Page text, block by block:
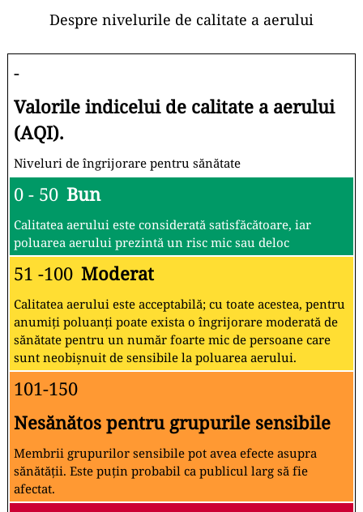
Despre nivelurile de calitate a aerului
-
Valorile indicelui de calitate a aerului
(AQI).
Niveluri de îngrijorare pentru sănătate
0 - 50 Bun
Calitatea aerului este considerată satisfăcătoare, iar
poluarea aerului prezintă un risc mic sau deloc
51 -100 Moderat
Calitatea aerului este acceptabilă; cu toate acestea, pentru
anumiți poluanți poate exista o îngrijorare moderată de
sănătate pentru un număr foarte mic de persoane care
sunt neobișnuit de sensibile la poluarea aerului.
101-150
Nesănătos pentru grupurile sensibile
Membrii grupurilor sensibile pot avea efecte asupra
sănătății. Este puțin probabil ca publicul larg să fie
afectat.